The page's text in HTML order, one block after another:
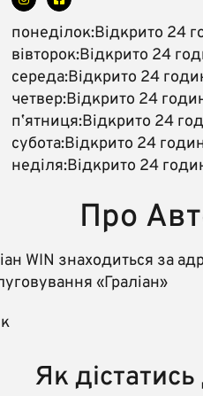
понеділок:Відкрито 24
вівторок:Відкрито 24
середа:Відкрито 24
четвер:Відкрито 24
пʼятниця:Відкрито 24
субота:Відкрито 24
неділя:Відкрито 24
Про
WIN знаходиться за
«Граліан»
Як